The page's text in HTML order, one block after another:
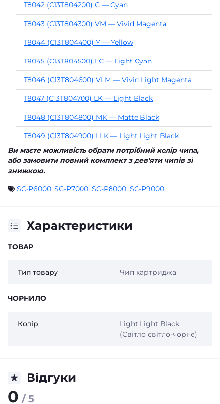
T8042 (C13T804200) C — Cyan
T8043 (C13T804300) VM — Vivid Magenta
T8044 (C13T804400) Y — Yellow
T8045 (C13T804500) LC — Light Cyan
T8046 (C13T804600) VLM — Vivid Light Magenta
T8047 (C13T804700) LK — Light Black
T8048 (C13T804800) MK — Matte Black
T8049 (C13T804900) LLK — Light Light Black
Ви маєте можливість обрати потрібний колір чипа,
або замовити повний комплект з дев'яти чипів зі
знижкою.
SC-P6000, SC-P7000, SC-P8000, SC-P9000
Характеристики
ТОВАР
Тип товару Чип картриджа
ЧОРНИЛО
Колір
Light Light Black
(Світло світло-чорне)
Відгуки
0 / 5